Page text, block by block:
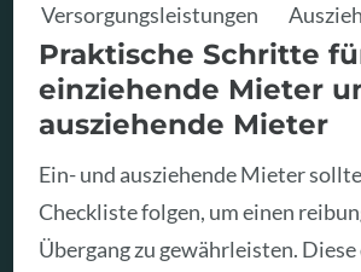
Versorgungsleistungen
Praktische Schritte
einziehende Mieter
ausziehende Mieter
Ein- und ausziehende Mieter
Checkliste folgen, um einen
Übergang zu gewährleisten.